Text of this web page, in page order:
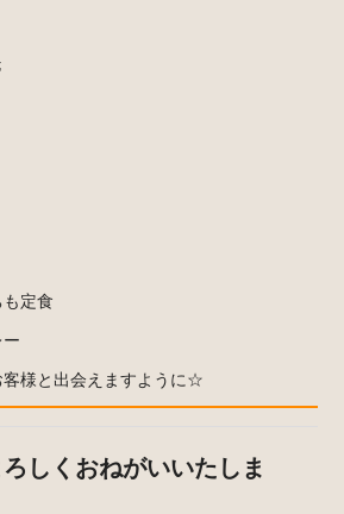
定食
様と出会えますように☆
しくおねがいいたしま